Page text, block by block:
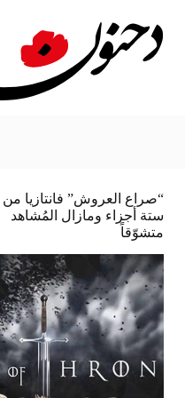
المحتوى
“صراع العروش” فانتازيا من
ستة أجزاء ومازال المُشاهد
متشوّقاً